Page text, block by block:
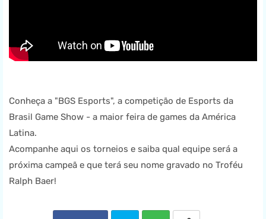
Conheça a "BGS Esports", a competição de Esports da
Brasil Game Show - a maior feira de games da América
Latina.
Acompanhe aqui os torneios e saiba qual equipe será a
próxima campeã e que terá seu nome gravado no Troféu
Ralph Baer!